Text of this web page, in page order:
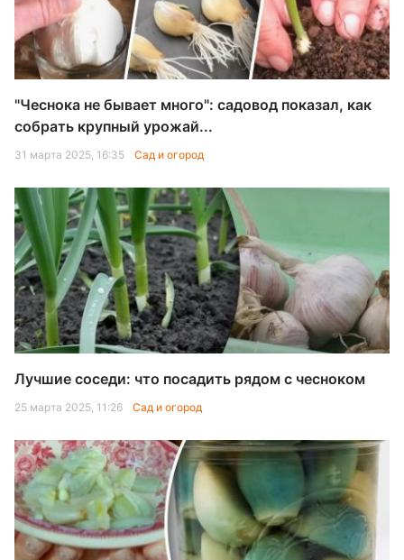
"Чеснока не бывает много": садовод показал, как
собрать крупный урожай...
31 марта 2025, 16:35 Сад и огород
Лучшие соседи: что посадить рядом с чесноком
25 марта 2025, 11:26 Сад и огород